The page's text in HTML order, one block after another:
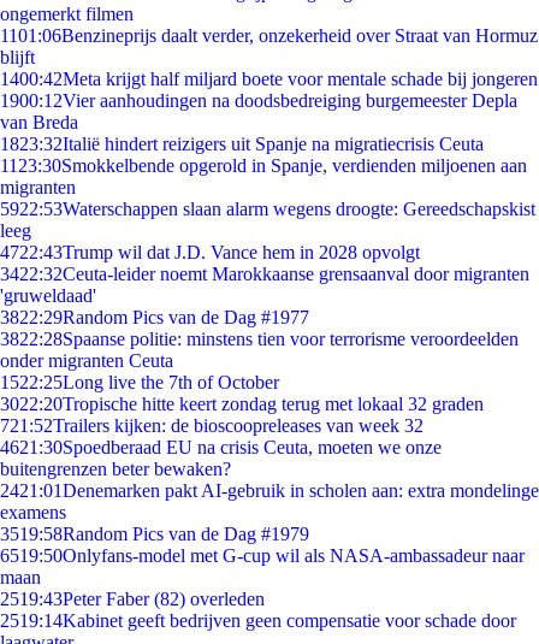
ongemerkt filmen
1101:06Benzineprijs daalt verder, onzekerheid over Straat van Hormuz
blijft
1400:42Meta krijgt half miljard boete voor mentale schade bij jongeren
1900:12Vier aanhoudingen na doodsbedreiging burgemeester Depla
van Breda
1823:32Italië hindert reizigers uit Spanje na migratiecrisis Ceuta
11 23:30Smokkelbende opgerold in Spanje, verdienden miljoenen aan
migranten
5922:53Waterschappen slaan alarm wegens droogte: Gereedschapskist
leeg
4722:43Trump wil dat J.D. Vance hem in 2028 opvolgt
3422:32Ceuta-leider noemt Marokkaanse grensaanval door migranten
'gruweldaad'
3822:29Random Pics van de Dag #1977
3822:28Spaanse politie: minstens tien voor terrorisme veroordeelden
onder migranten Ceuta
1522:25Long live the 7th of October
3022:20Tropische hitte keert zondag terug met lokaal 32 graden
721:52Trailers kijken: de bioscoopreleases van week 32
4621:30Spoedberaad EU na crisis Ceuta, moeten we onze
buitengrenzen beter bewaken?
2421:01Denemarken pakt AI-gebruik in scholen aan: extra mondelinge
examens
3519:58Random Pics van de Dag #1979
6519:50Onlyfans-model met G-cup wil als NASA-ambassadeur naar
maan
2519:43Peter Faber (82) overleden
2519:14Kabinet geeft bedrijven geen compensatie voor schade door